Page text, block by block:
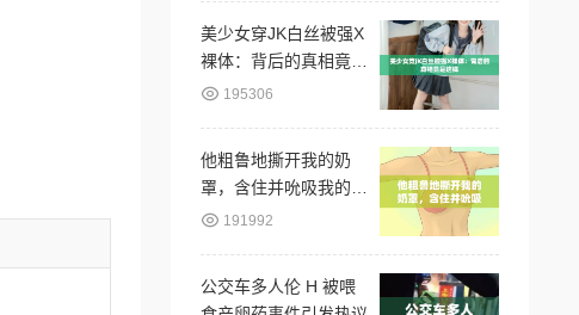
美少女穿JK白丝被强X
裸体：背后的真相竟是
这样195306
他粗鲁地撕开我的奶
罩，含住并吮吸我的乳
头 191992
公交车多人伦 H 被喂